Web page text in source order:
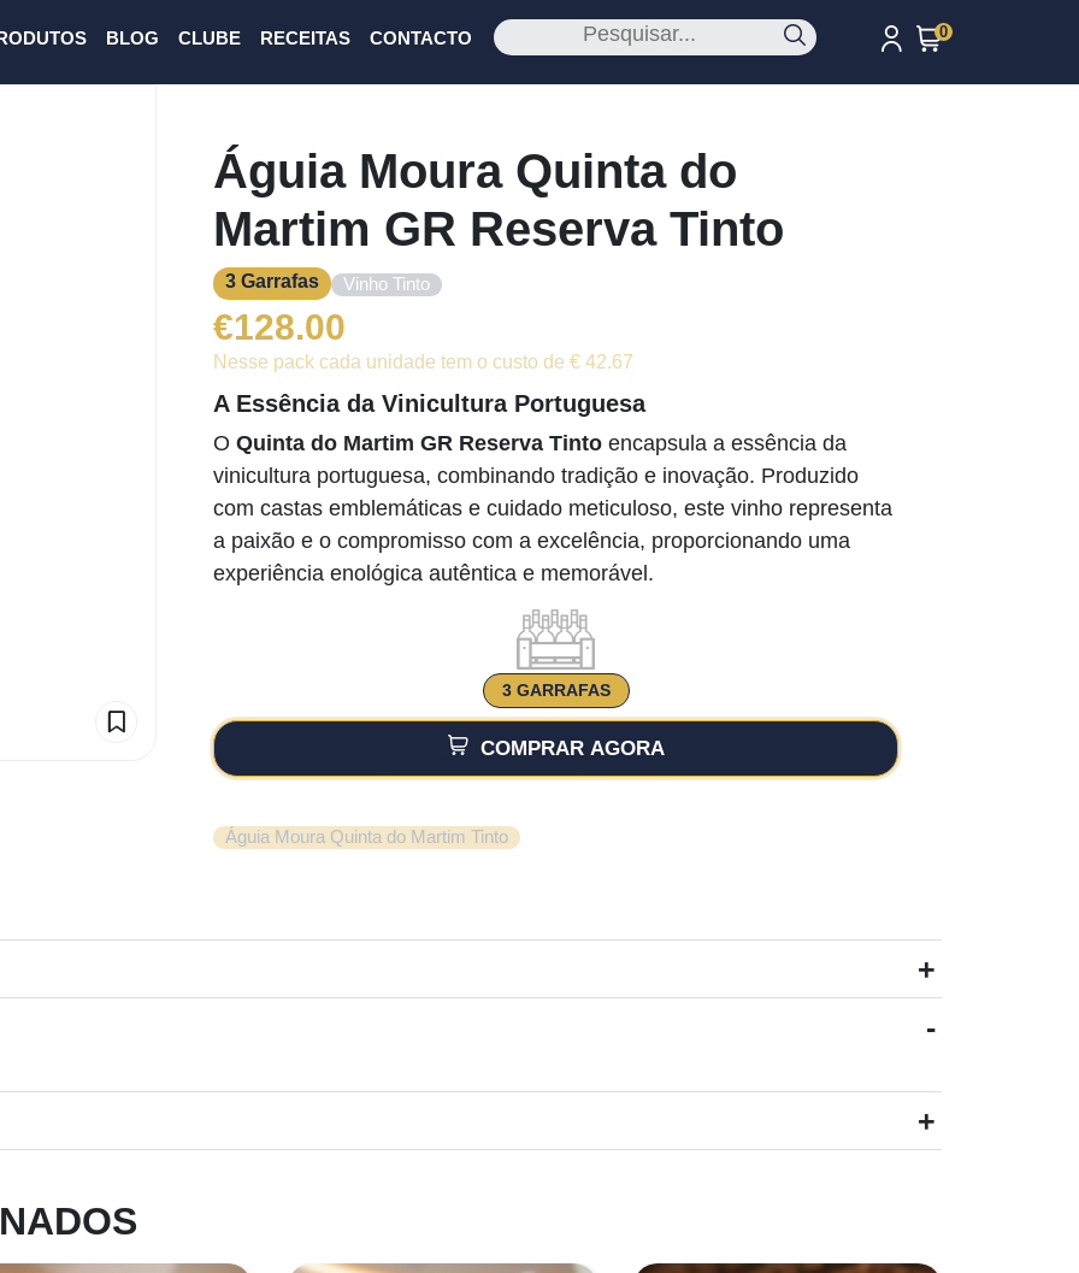
BLOG CLUBE RECEITAS CONTACTO 0
Águia Moura Quinta do
Martim GR Reserva Tinto
3 Garrafas Vinho Tinto
€128.00
Nesse pack cada unidade tem o custo de € 42.67
A Essência da Vinicultura Portuguesa
O Quinta do Martim GR Reserva Tinto encapsula a essência da
vinicultura portuguesa, combinando tradição e inovação. Produzido
com castas emblemáticas e cuidado meticuloso, este vinho representa
a paixão e o compromisso com a excelência, proporcionando uma
experiência enológica autêntica e memorável.
3 GARRAFAS
COMPRAR AGORA
Águia Moura Quinta do Martim Tinto
+
-
+